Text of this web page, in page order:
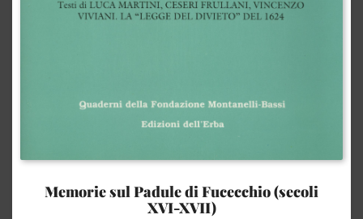
Memorie sul Padule di Fucecchio (secoli
XVI-XVII)